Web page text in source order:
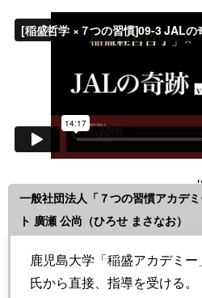
一般社団法人「７つの習慣アカデ
ト 廣瀬 公尚（ひろせ まさなお）
鹿児島大学「稲盛アカデミ
氏から直接、指導を受ける。